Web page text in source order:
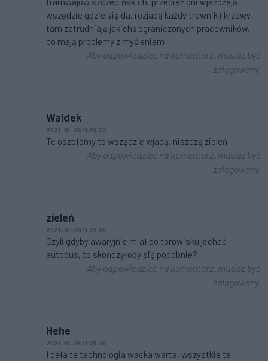
wszędzie gdzie się da, rozjadą każdy trawnik i krzewy,
tam zatrudniają jakichś ograniczonych pracowników,
co mają problemy z myśleniem
Aby odpowiedzieć na komentarz, musisz być
zalogowany.
Waldek
2021-10-26 11:30:22
Te oszołomy to wszędzie wjadą, niszczą zieleń
Aby odpowiedzieć na komentarz, musisz być
zalogowany.
zieleń
2021-10-26 11:29:34
Czyli gdyby awaryjnie miał po torowisku jechać
autobus, to skończyłoby się podobnie?
Aby odpowiedzieć na komentarz, musisz być
zalogowany.
Hehe
2021-10-26 11:25:26
I cała ta technologia wacka warta, wszystkie te